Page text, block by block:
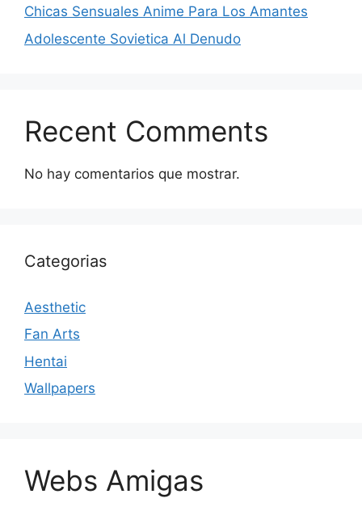
Chicas Sensuales Anime Para Los Amantes
Adolescente Sovietica Al Denudo
Recent Comments
No hay comentarios que mostrar.
Categorias
Aesthetic
Fan Arts
Hentai
Wallpapers
Webs Amigas